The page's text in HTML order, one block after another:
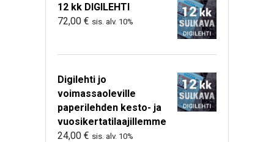
12 kk DIGILEHTI
72,00 € sis. alv. 10%
Digilehti jo
voimassaoleville
paperilehden kesto- ja
vuosikertatilaajillemme
24,00 € sis. alv. 10%